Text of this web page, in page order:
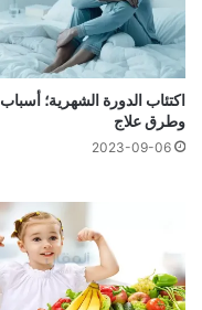
اكتئاب الدورة الشهرية؛ أسباب
وطرق علاج
2023-09-06